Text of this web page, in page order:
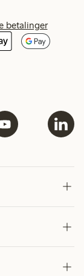
betalinger